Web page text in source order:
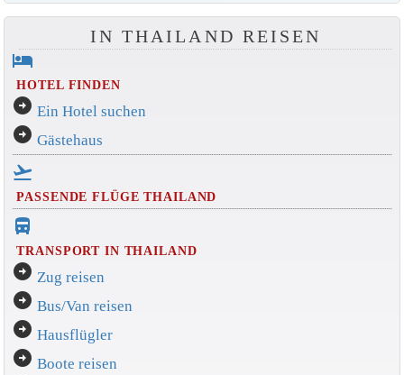
IN THAILAND REISEN
hotel
HOTEL FINDEN
arrow_circle_right Ein Hotel suchen
arrow_circle_right Gästehaus
flight_takeoff
PASSENDE FLÜGE THAILAND
directions_bus_filled
TRANSPORT IN THAILAND
arrow_circle_right Zug reisen
arrow_circle_right Bus/Van reisen
arrow_circle_right Hausflügler
arrow_circle_right Boote reisen